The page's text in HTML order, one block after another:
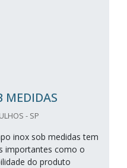
MEDIDAS
- SP
inox sob medidas tem
importantes como o
do produto